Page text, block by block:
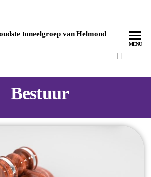
toneelgroep van Helmond
MENU
Bestuur